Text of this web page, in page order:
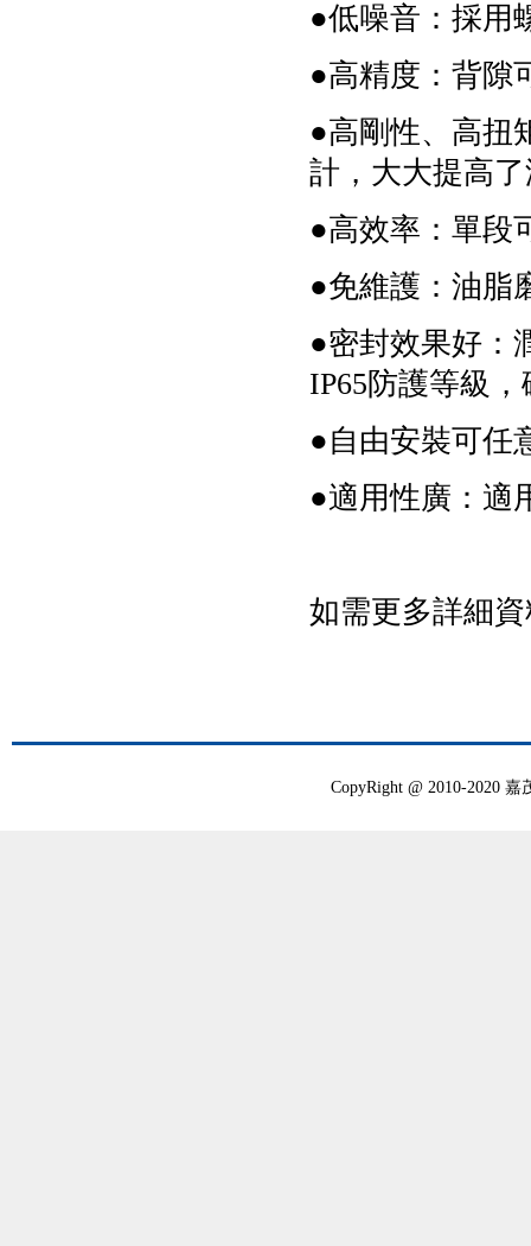
●低噪音：採用
●高精度：背隙
●高剛性、高扭
計，大大提高
●高效率：單段
●免維護：油脂
●密封效果好：
IP65防護等級
●自由安裝可任
●適用性廣：適
如需更多詳細
CopyRight @ 2010-2020